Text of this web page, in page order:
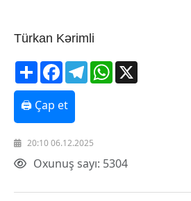
Mənəvi dəyərlər
Mətbuat-150
Əlaqə
Missiyamız
Türkan Kərimli
ShareFacebookTelegramWhatsApp
🖨 Çap et
20:10 06.12.2025
Oxunuş sayı: 5304